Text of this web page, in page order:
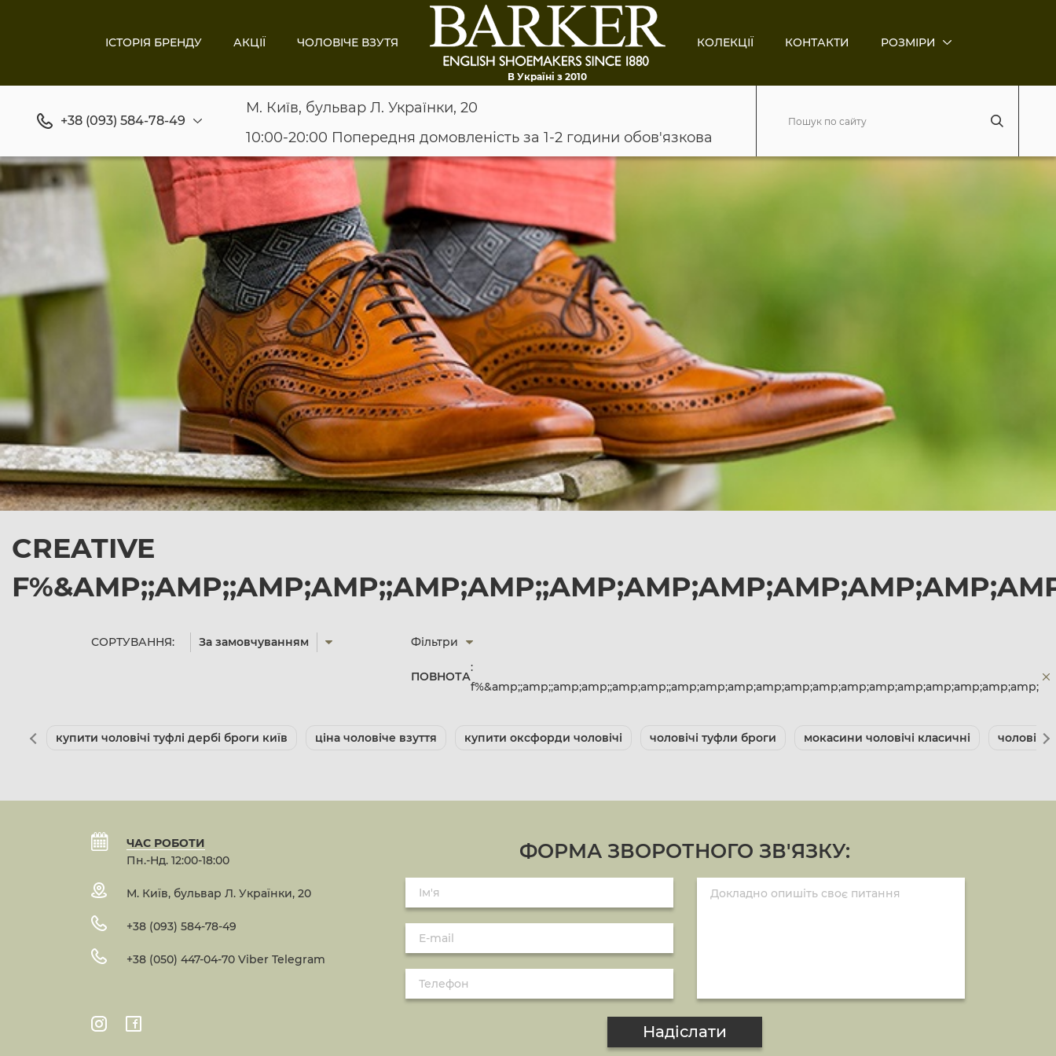
ІСТОРІЯ БРЕНДУ АКЦІЇ ЧОЛОВІЧЕ ВЗУТЯ
В Україні з 2010
КОЛЕКЦІЇ КОНТАКТИ РОЗМІРИ
+38 (093) 584-78-49
М. Київ, бульвар Л. Українки, 20
10:00-20:00 Попередня домовленість за 1-2 години обов'язкова
CREATIVE
СОРТУВАННЯ: За замовчуванням Фільтри
ПОВНОТА
:
f%&amp;;amp;;amp;amp;;amp;amp;;amp;amp;amp;amp;amp;amp;amp;amp;amp;amp;amp;amp;amp;
купити чоловічі туфлі дербі броги київ ціна чоловіче взуття купити оксфорди чоловічі чоловічі туфли броги мокасини чоловічі класичні чоловічі
ЧАС РОБОТИ
Пн.-Нд. 12:00-18:00
М. Київ, бульвар Л. Українки, 20
+38 (093) 584-78-49
+38 (050) 447-04-70 Viber Telegram
ФОРМА ЗВОРОТНОГО ЗВ'ЯЗКУ:
Надіслати